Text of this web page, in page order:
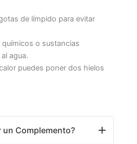
de límpido para evitar
químicos o sustancias
agua.
puedes poner dos hielos
un Complemento?